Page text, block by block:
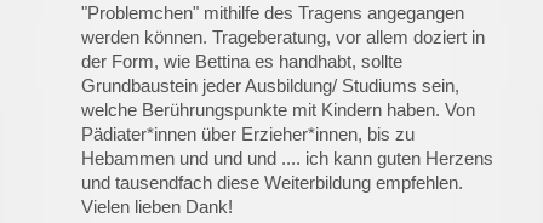
"Problemchen" mithilfe des Tragens angegangen
werden können. Trageberatung, vor allem doziert in
der Form, wie Bettina es handhabt, sollte
Grundbaustein jeder Ausbildung/ Studiums sein,
welche Berührungspunkte mit Kindern haben. Von
Pädiater*innen über Erzieher*innen, bis zu
Hebammen und und und .... ich kann guten Herzens
und tausendfach diese Weiterbildung empfehlen.
Vielen lieben Dank!